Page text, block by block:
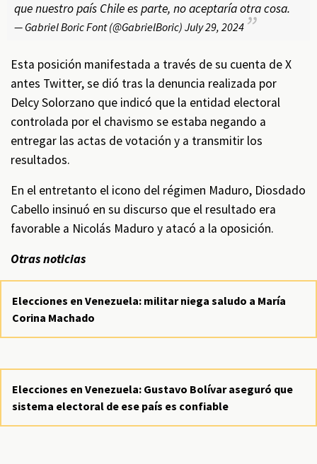
que nuestro país Chile es parte, no aceptaría otra cosa.
— Gabriel Boric Font (@GabrielBoric) July 29, 2024
Esta posición manifestada a través de su cuenta de X
antes Twitter, se dió tras la denuncia realizada por
Delcy Solorzano que indicó que la entidad electoral
controlada por el chavismo se estaba negando a
entregar las actas de votación y a transmitir los
resultados.
En el entretanto el icono del régimen Maduro, Diosdado
Cabello insinuó en su discurso que el resultado era
favorable a Nicolás Maduro y atacó a la oposición.
Otras noticias
Elecciones en Venezuela: militar niega saludo a María
Corina Machado
Elecciones en Venezuela: Gustavo Bolívar aseguró que
sistema electoral de ese país es confiable